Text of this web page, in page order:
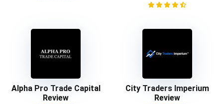
Alpha Pro Trade Capital
Review
City Traders Imperium
Review